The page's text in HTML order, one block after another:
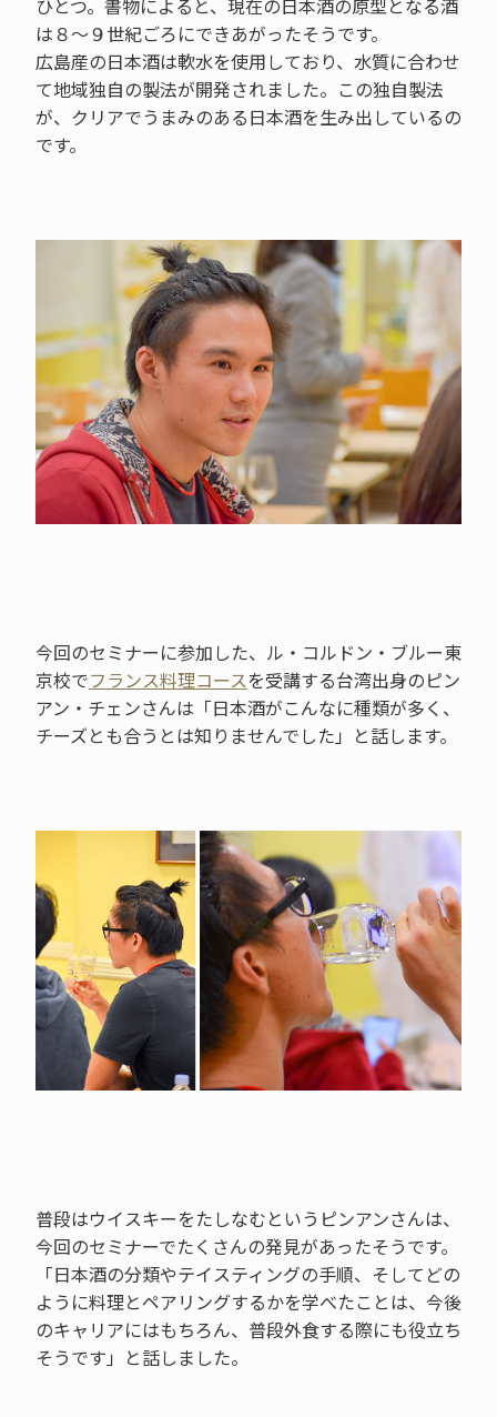
ひとつ。書物によると、現在の日本酒の原型となる酒
は８～９世紀ごろにできあがったそうです。
広島産の日本酒は軟水を使用しており、水質に合わせ
て地域独自の製法が開発されました。この独自製法
が、クリアでうまみのある日本酒を生み出しているの
です。
今回のセミナーに参加した、ル・コルドン・ブルー東
京校でフランス料理コースを受講する台湾出身のピン
アン・チェンさんは「日本酒がこんなに種類が多く、
チーズとも合うとは知りませんでした」と話します。
普段はウイスキーをたしなむというピンアンさんは、
今回のセミナーでたくさんの発見があったそうです。
「日本酒の分類やテイスティングの手順、そしてどの
ように料理とペアリングするかを学べたことは、今後
のキャリアにはもちろん、普段外食する際にも役立ち
そうです」と話しました。